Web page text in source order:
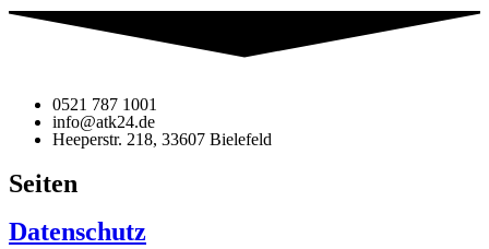
0521 787 1001
info@atk24.de
Heeperstr. 218, 33607 Bielefeld
Seiten
Datenschutz